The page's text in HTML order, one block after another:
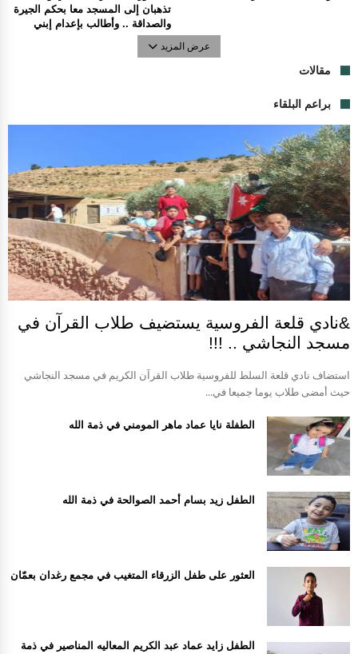
تذهبان إلى المسجد معا بحكم الجيرة
والصداقة .. وأطالب بإعدام إبني
عرض المزيد
مقالات
براعم البلقاء
&نادي قلعة الفروسية يستضيف طلاب القرآن في
مسجد النجاشي .. !!!
استضاف نادي قلعة السلط للفروسية طلاب القرآن الكريم في مسجد النجاشي
حيث أمضى طلاب يوما جميعا في...
الطفلة نايا عماد ماهر المومني في ذمة الله
الطفل زيد بسام أحمد الصوالحة في ذمة الله
العثور على طفل الزرقاء المتغيب في مجمع رغدان بعمّان
الطفل زايد عماد عبد الكريم المعاليه المناصير في ذمة